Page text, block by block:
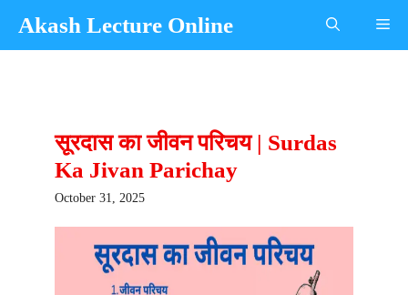
Akash Lecture Online
सूरदास का जीवन परिचय | Surdas
Ka Jivan Parichay
October 31, 2025